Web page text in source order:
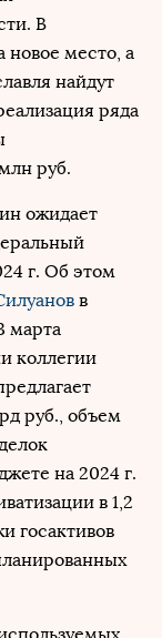
В
новое место, а
найдут
ряда
руб.
ожидает
г. Об этом
в
марта
коллегии
руб., объем
на 2024 г.
в 1,2
госактивов